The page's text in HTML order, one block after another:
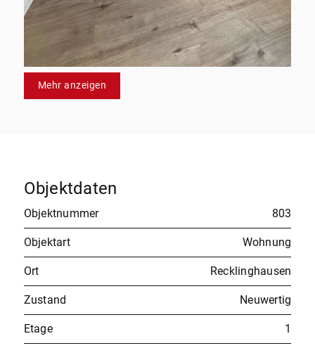
Mehr anzeigen
Objektdaten
Objektnummer 803
Objektart Wohnung
Ort Recklinghausen
Zustand Neuwertig
Etage 1